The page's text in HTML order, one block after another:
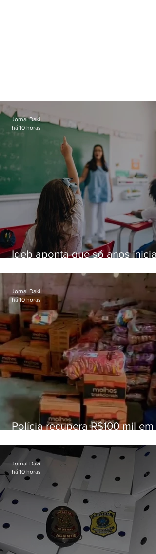
Ideb aponta que só anos
educação
Jornal Daki
há 10 horas
Polícia recupera R$100 mil em
Fluminense
Jornal Daki
há 10 horas
Jornal Daki
há 10 horas